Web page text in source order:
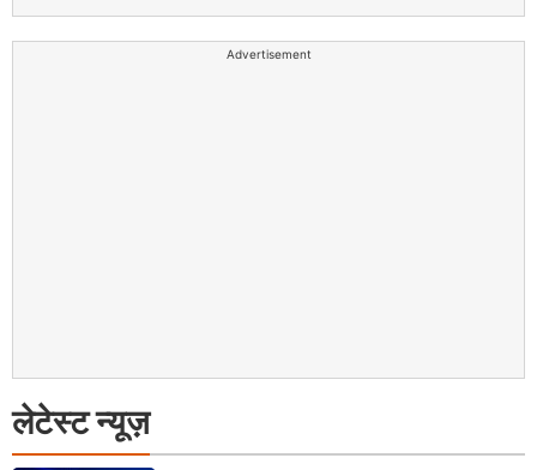
Advertisement
लेटेस्ट न्यूज़